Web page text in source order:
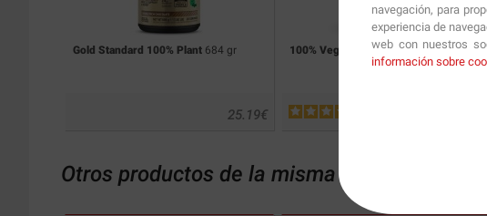
navegación, para
experiencia de
web con nuestros
información sobre
Gold Standard 100% Plant 684 gr
€
25.19
100% Vegan Protein908 gr
Otros productos de la misma categoría